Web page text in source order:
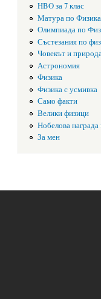
HBO за 7 клас
Матура по Физика
Олимпиада по
Състезания по
Човекът и
Астрономия
Физика
Физика с усмивка
Само факти
Велики физици
Нобелова
За мен